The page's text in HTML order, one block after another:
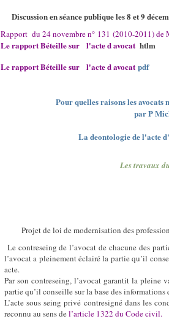
Discussion en séance publique les 8 et 9
Rapport du 24 novembre n° 131 (2010-2011)
Le rapport Béteille sur l'acte d avocat htlm
Le rapport Béteille sur l'acte d avocat pdf
Pour quelles raisons les avocats
par P
La deontologie de l'acte
Les travaux
Projet de loi de modernisation des
Le contreseing de l’avocat de chacune des
l’avocat a pleinement éclairé la partie qu’il
acte.
Par son contreseing, l’avocat garantit la pleine
partie qu’il conseille sur la base des
L’acte sous seing privé contresigné dans les
reconnu au sens del’article 1322 du Code civil.